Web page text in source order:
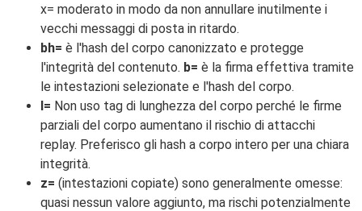
x= moderato in modo da non annullare inutilmente i
vecchi messaggi di posta in ritardo.
bh= è l'hash del corpo canonizzato e protegge
l'integrità del contenuto. b= è la firma effettiva tramite
le intestazioni selezionate e l'hash del corpo.
l= Non uso tag di lunghezza del corpo perché le firme
parziali del corpo aumentano il rischio di attacchi
replay. Preferisco gli hash a corpo intero per una chiara
integrità.
z= (intestazioni copiate) sono generalmente omesse:
quasi nessun valore aggiunto, ma rischi potenzialmente